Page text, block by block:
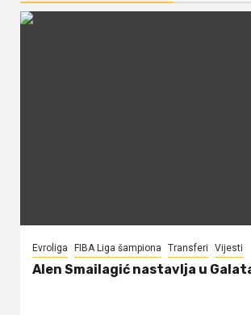
Evroliga FIBA Liga šampiona Transferi Vijesti
Alen Smailagić nastavlja u